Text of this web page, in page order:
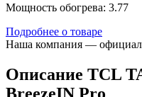
Мощность обогрева: 3.77
Подробнее о товаре
Наша компания —
Описание TCL
BreezeIN Pro